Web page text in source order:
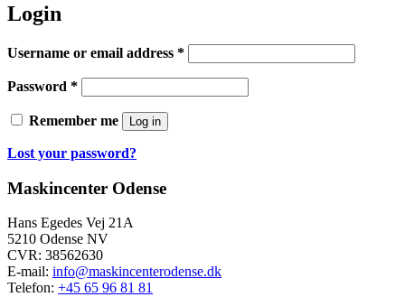
Login
Username or email address *
Password *
Remember me Log in
Lost your password?
Maskincenter Odense
Hans Egedes Vej 21A
5210 Odense NV
CVR: 38562630
E-mail: info@maskincenterodense.dk
Telefon: +45 65 96 81 81